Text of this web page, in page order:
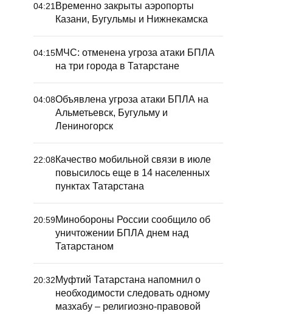
04:21 Временно закрыты аэропорты
Казани, Бугульмы и Нижнекамска
04:15МЧС: отменена угроза атаки БПЛА
на три города в Татарстане
04:08Объявлена угроза атаки БПЛА на
Альметьевск, Бугульму и
Лениногорск
22:08Качество мобильной связи в июле
повысилось еще в 14 населенных
пунктах Татарстана
20:59Минобороны России сообщило об
уничтожении БПЛА днем над
Татарстаном
20:32Муфтий Татарстана напомнил о
необходимости следовать одному
мазхабу – религиозно-правовой